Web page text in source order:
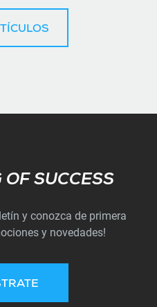
Subscribe
OF SUCCESS
y conozca de primera
y novedades!